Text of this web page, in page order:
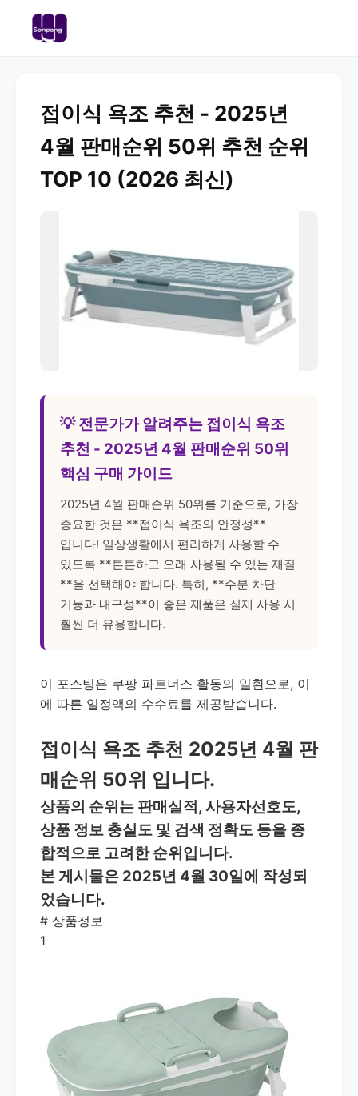
접이식 욕조 추천 - 2025년
4월 판매순위 50위 추천 순위
TOP 10 (2026 최신)
💡 전문가가 알려주는 접이식 욕조
추천 - 2025년 4월 판매순위 50위
핵심 구매 가이드
2025년 4월 판매순위 50위를 기준으로, 가장
중요한 것은 **접이식 욕조의 안정성**
입니다! 일상생활에서 편리하게 사용할 수
있도록 **튼튼하고 오래 사용될 수 있는 재질
**을 선택해야 합니다. 특히, **수분 차단
기능과 내구성**이 좋은 제품은 실제 사용 시
훨씬 더 유용합니다.
이 포스팅은 쿠팡 파트너스 활동의 일환으로, 이
에 따른 일정액의 수수료를 제공받습니다.
접이식 욕조 추천 2025년 4월 판
매순위 50위 입니다.
상품의 순위는 판매실적, 사용자선호도,
상품 정보 충실도 및 검색 정확도 등을 종
합적으로 고려한 순위입니다.
본 게시물은 2025년 4월 30일에 작성되
었습니다.
# 상품정보
1